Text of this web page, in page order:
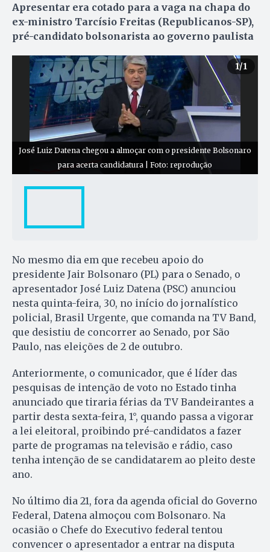
Apresentar era cotado para a vaga na chapa do
ex-ministro Tarcísio Freitas (Republicanos-SP),
pré-candidato bolsonarista ao governo paulista
1/1
José Luiz Datena chegou a almoçar com o presidente Bolsonaro
para acerta candidatura | Foto: reprodução
No mesmo dia em que recebeu apoio do
presidente Jair Bolsonaro (PL) para o Senado, o
apresentador José Luiz Datena (PSC) anunciou
nesta quinta-feira, 30, no início do jornalístico
policial, Brasil Urgente, que comanda na TV Band,
que desistiu de concorrer ao Senado, por São
Paulo, nas eleições de 2 de outubro.
Anteriormente, o comunicador, que é líder das
pesquisas de intenção de voto no Estado tinha
anunciado que tiraria férias da TV Bandeirantes a
partir desta sexta-feira, 1°, quando passa a vigorar
a lei eleitoral, proibindo pré-candidatos a fazer
parte de programas na televisão e rádio, caso
tenha intenção de se candidatarem ao pleito deste
ano.
No último dia 21, fora da agenda oficial do Governo
Federal, Datena almoçou com Bolsonaro. Na
ocasião o Chefe do Executivo federal tentou
convencer o apresentador a entrar na disputa